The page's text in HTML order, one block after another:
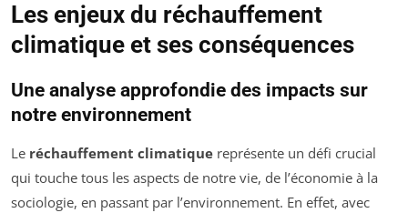
Les enjeux du réchauffement
climatique et ses conséquences
Une analyse approfondie des impacts sur
notre environnement
Le réchauffement climatique représente un défi crucial
qui touche tous les aspects de notre vie, de l’économie à la
sociologie, en passant par l’environnement. En effet, avec